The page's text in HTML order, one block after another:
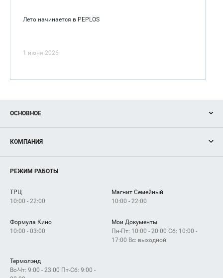
Лето начинается в PEPLOS
1 июня 2026
ОСНОВНОЕ
Новости
Магазины
Услуги
КОМПАНИЯ
Рекламодателям
Как добраться
РЕЖИМ РАБОТЫ
ТРЦ
10:00 - 22:00
Магнит Семейный
10:00 - 22:00
Формула Кино
10:00 - 03:00
Мои Документы
Пн-Пт: 10:00 - 20:00 Сб: 10:00 -
17:00 Вс: выходной
Термолэнд
Вс-Чт: 9:00 - 23:00 Пт-Сб: 9:00 -